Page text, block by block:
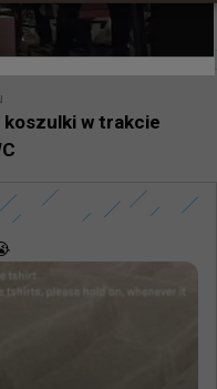
koszulki w trakcie